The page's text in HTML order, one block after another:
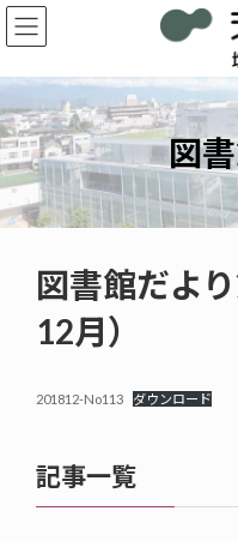
コ
ン
ン
ツ
へ
ス
キ
ッ
プ
ナ
ビ
ー
シ
ョ
ン
に
移
動
図
図書館だよ
12月）
201812-No113 ダウンロード
記事一覧